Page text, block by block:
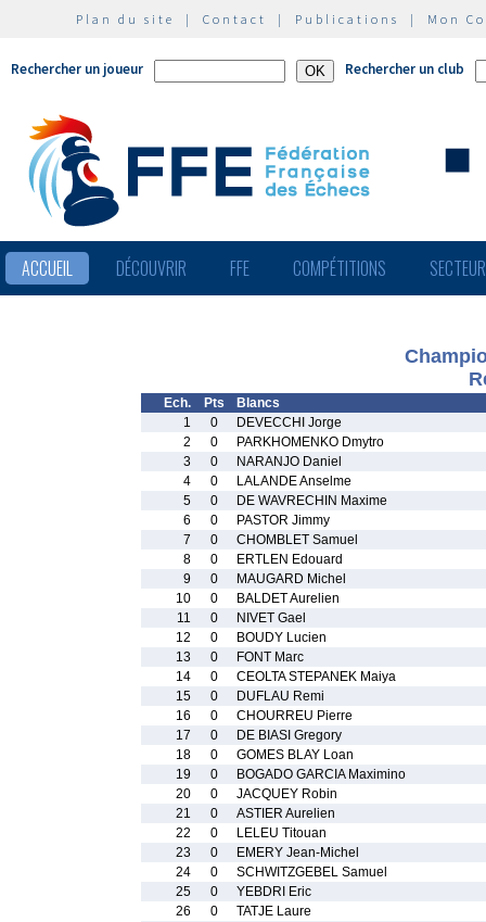
Plan du site | Contact | Publications | Mon
Rechercher un joueur Rechercher un club
ACCUEIL DÉCOUVRIR FFE COMPÉTITIONS
Ech. Pts
Blancs
1
0
DEVECCHI Jorge
2
0
PARKHOMENKO Dmytro
3
0
NARANJO Daniel
4
0
LALANDE Anselme
5
0
DE WAVRECHIN Maxime
6
0
PASTOR Jimmy
7
0
CHOMBLET Samuel
8
0
ERTLEN Edouard
9
0
MAUGARD Michel
10
0
BALDET Aurelien
11
0
NIVET Gael
12
0
BOUDY Lucien
13
0
FONT Marc
14
0
CEOLTA STEPANEK Maiya
15
0
DUFLAU Remi
16
0
CHOURREU Pierre
17
0
DE BIASI Gregory
18
0
GOMES BLAY Loan
19
0
BOGADO GARCIA Maximino
20
0
JACQUEY Robin
21
0
ASTIER Aurelien
22
0
LELEU Titouan
23
0
EMERY Jean-Michel
24
0
SCHWITZGEBEL Samuel
25
0
YEBDRI Eric
26
0
TATJE Laure